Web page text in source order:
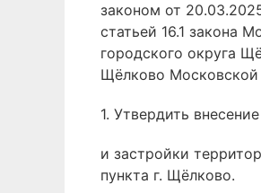
законом от
статьей 16.1 закона
городского округа
Щёлково Московской
1. Утвердить
и застройки
пункта г. Щёлково.